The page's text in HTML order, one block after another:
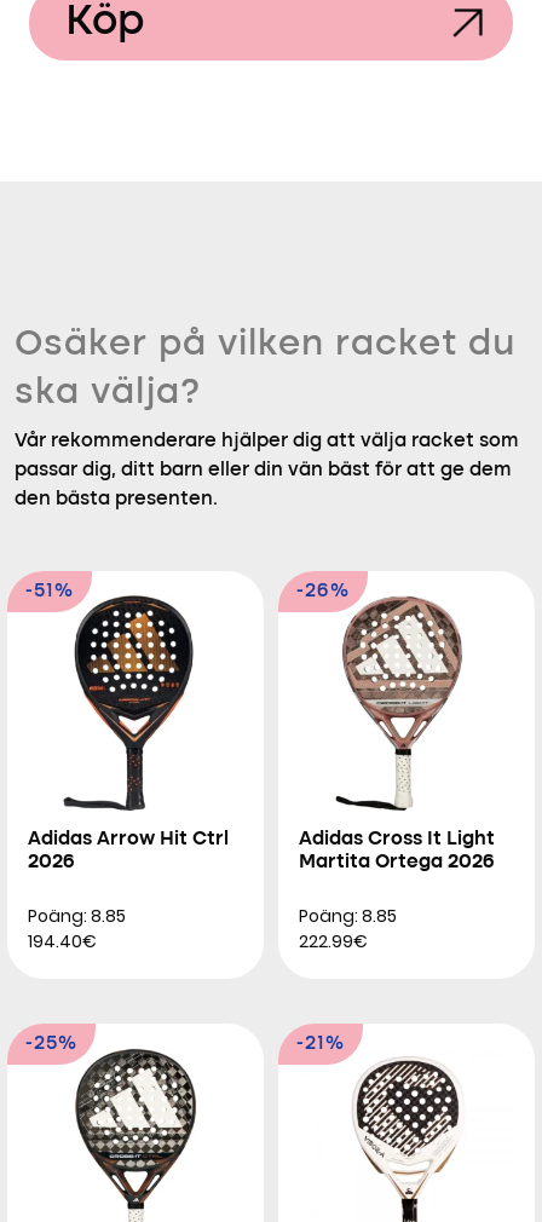
Köp
Osäker på vilken racket du
ska välja?
Vår rekommenderare hjälper dig att välja racket som
passar dig, ditt barn eller din vän bäst för att ge dem
den bästa presenten.
-51%
Adidas Arrow Hit Ctrl
2026
Poäng: 8.85
194.40€
-26%
Adidas Cross It Light
Martita Ortega 2026
Poäng: 8.85
222.99€
-25% -21%